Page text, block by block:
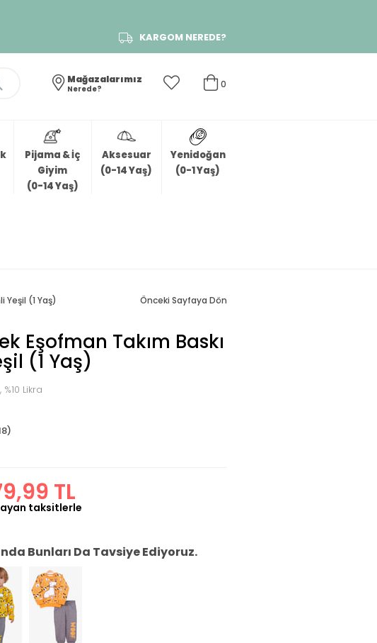
KARGOM NEREDE?
0
Mağazalarımız
Nerede?
Pijama & İç
Giyim
(0-14 Yaş)
Aksesuar
(0-14 Yaş)
Yenidoğan
(0-1 Yaş)
Yeşil (1 Yaş) Önceki Sayfaya Dön
Eşofman Takım Baskı
(1 Yaş)
Likra
TL
taksitlerle
Bunları Da Tavsiye Ediyoruz.